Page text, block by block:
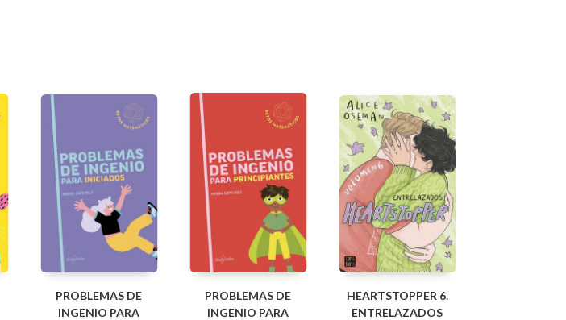
PROBLEMAS DE
INGENIO PARA
PROBLEMAS DE
INGENIO PARA
HEARTSTOPPER 6.
ENTRELAZADOS